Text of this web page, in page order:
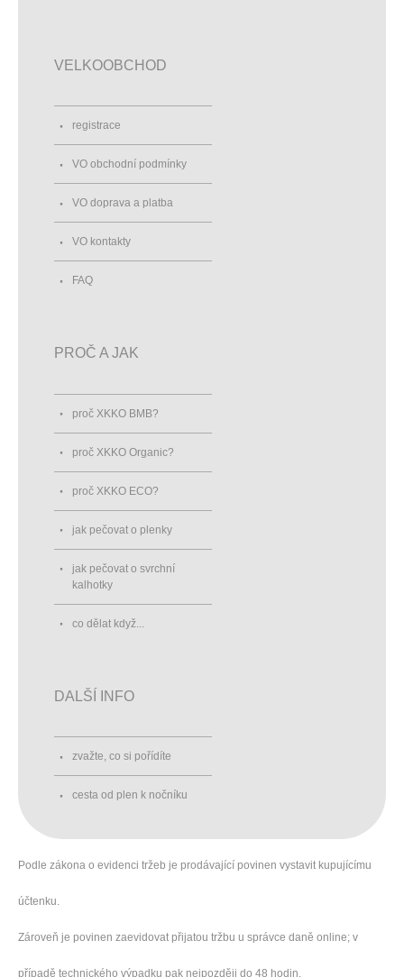
VELKOOBCHOD
registrace
VO obchodní podmínky
VO doprava a platba
VO kontakty
FAQ
PROČ A JAK
proč XKKO BMB?
proč XKKO Organic?
proč XKKO ECO?
jak pečovat o plenky
jak pečovat o svrchní
kalhotky
co dělat když...
DALŠÍ INFO
zvažte, co si pořídíte
cesta od plen k nočníku
Podle zákona o evidenci tržeb je prodávající povinen vystavit kupujícímu
účtenku.
Zároveň je povinen zaevidovat přijatou tržbu u správce daně online; v
případě technického výpadku pak nejpozději do 48 hodin.